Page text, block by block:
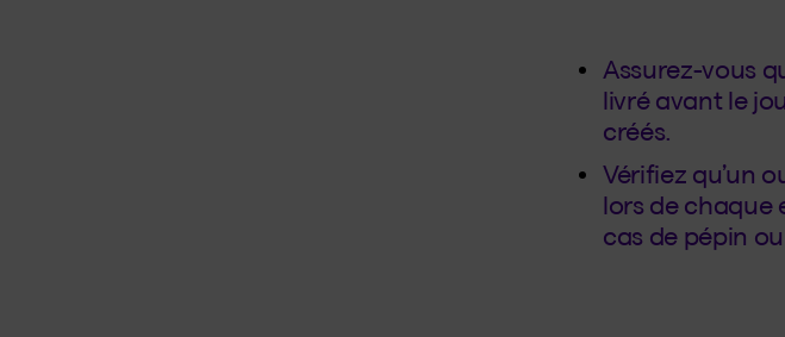
Assurez-vous
livré avant le
créés.
Vérifiez qu’un
lors de chaque
cas de pépin